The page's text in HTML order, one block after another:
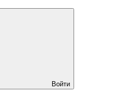
Войти